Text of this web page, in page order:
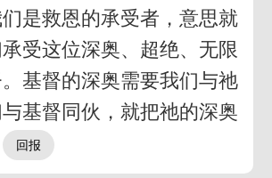
是救恩的承受者，意思就
受这位深奥、超绝、无限
基督的深奥需要我们与祂
基督同伙，就把祂的深奥